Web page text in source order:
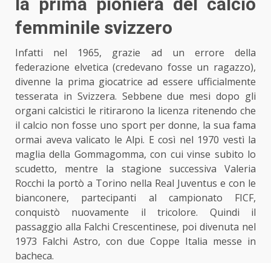
femminile svizzero
Infatti nel 1965, grazie ad un errore della
federazione elvetica (credevano fosse un ragazzo),
divenne la prima giocatrice ad essere ufficialmente
tesserata in Svizzera. Sebbene due mesi dopo gli
organi calcistici le ritirarono la licenza ritenendo che
il calcio non fosse uno sport per donne, la sua fama
ormai aveva valicato le Alpi. E così nel 1970 vestì la
maglia della Gommagomma, con cui vinse subito lo
scudetto, mentre la stagione successiva Valeria
Rocchi la portò a Torino nella Real Juventus e con le
bianconere, partecipanti al campionato FICF,
conquistò nuovamente il tricolore. Quindi il
passaggio alla Falchi Crescentinese, poi divenuta nel
1973 Falchi Astro, con due Coppe Italia messe in
bacheca.